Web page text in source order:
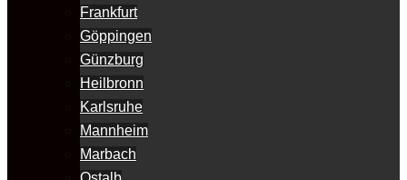
Frankfurt
Göppingen
Günzburg
Heilbronn
Karlsruhe
Mannheim
Marbach